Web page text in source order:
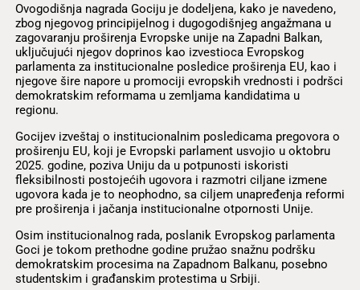
Ovogodišnja nagrada Gociju je dodeljena, kako je navedeno,
zbog njegovog principijelnog i dugogodišnjeg angažmana u
zagovaranju proširenja Evropske unije na Zapadni Balkan,
uključujući njegov doprinos kao izvestioca Evropskog
parlamenta za institucionalne posledice proširenja EU, kao i
njegove šire napore u promociji evropskih vrednosti i podršci
demokratskim reformama u zemljama kandidatima u
regionu.
Gocijev izveštaj o institucionalnim posledicama pregovora o
proširenju EU, koji je Evropski parlament usvojio u oktobru
2025. godine, poziva Uniju da u potpunosti iskoristi
fleksibilnosti postojećih ugovora i razmotri ciljane izmene
ugovora kada je to neophodno, sa ciljem unapređenja reformi
pre proširenja i jačanja institucionalne otpornosti Unije.
Osim institucionalnog rada, poslanik Evropskog parlamenta
Goci je tokom prethodne godine pružao snažnu podršku
demokratskim procesima na Zapadnom Balkanu, posebno
studentskim i građanskim protestima u Srbiji.